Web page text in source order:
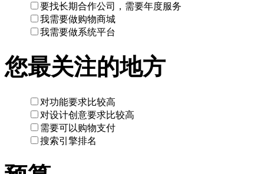
要找长期合作公司，需要年度服务
我需要做购物商城
我需要做系统平台
您最关注的地方
对功能要求比较高
对设计创意要求比较高
需要可以购物支付
搜索引擎排名